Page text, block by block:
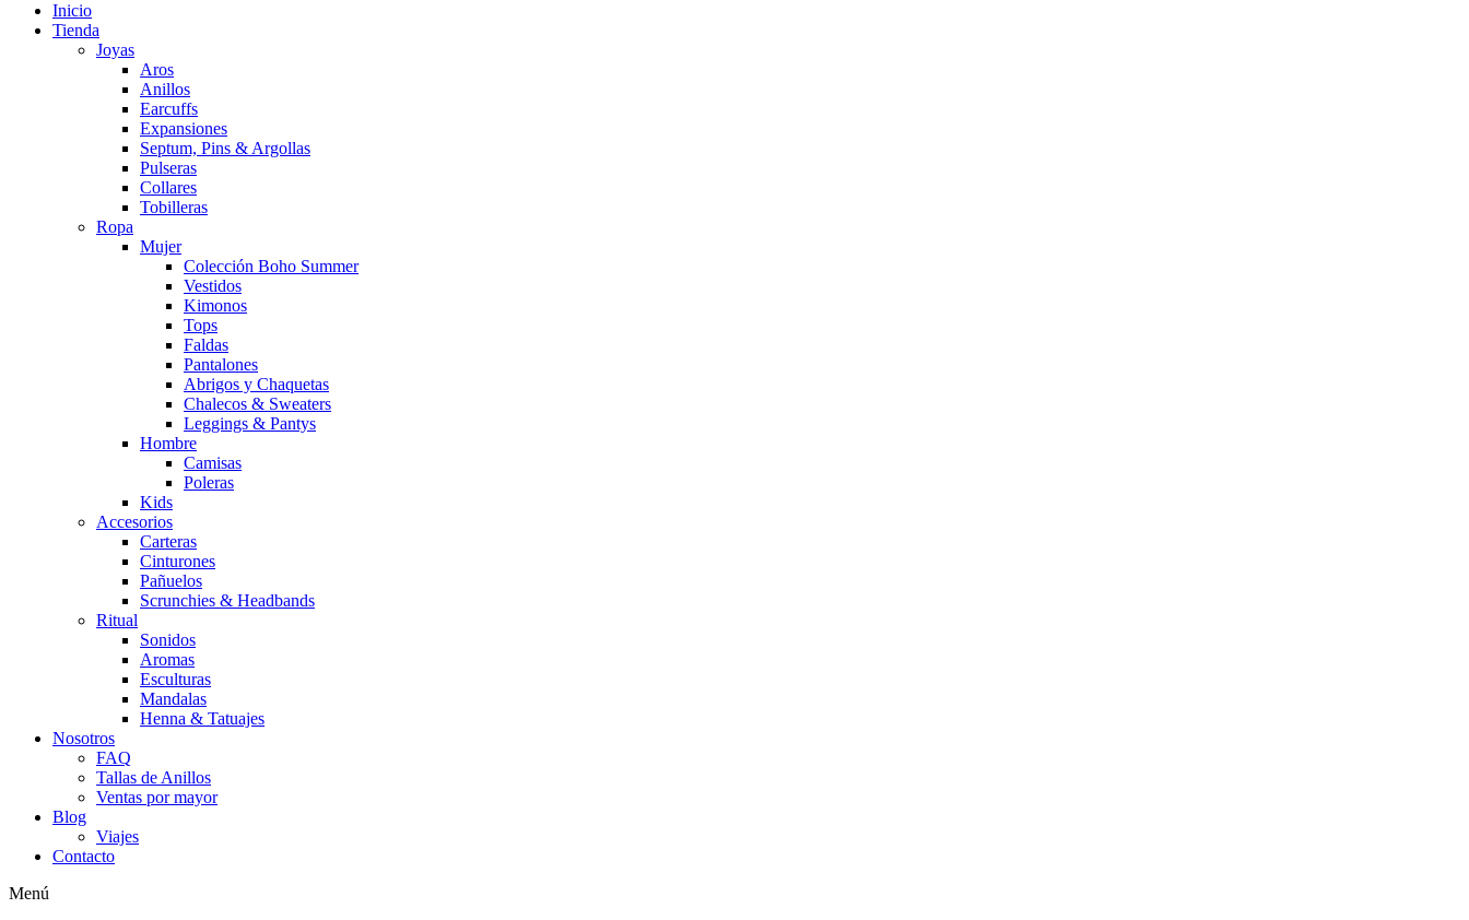
Inicio
Tienda
Joyas
Aros
Anillos
Earcuffs
Expansiones
Septum, Pins & Argollas
Pulseras
Collares
Tobilleras
Ropa
Mujer
Colección Boho Summer
Vestidos
Kimonos
Tops
Faldas
Pantalones
Abrigos y Chaquetas
Chalecos & Sweaters
Leggings & Pantys
Hombre
Camisas
Poleras
Kids
Accesorios
Carteras
Cinturones
Pañuelos
Scrunchies & Headbands
Ritual
Sonidos
Aromas
Esculturas
Mandalas
Henna & Tatuajes
Nosotros
FAQ
Tallas de Anillos
Ventas por mayor
Blog
Viajes
Contacto
Menú